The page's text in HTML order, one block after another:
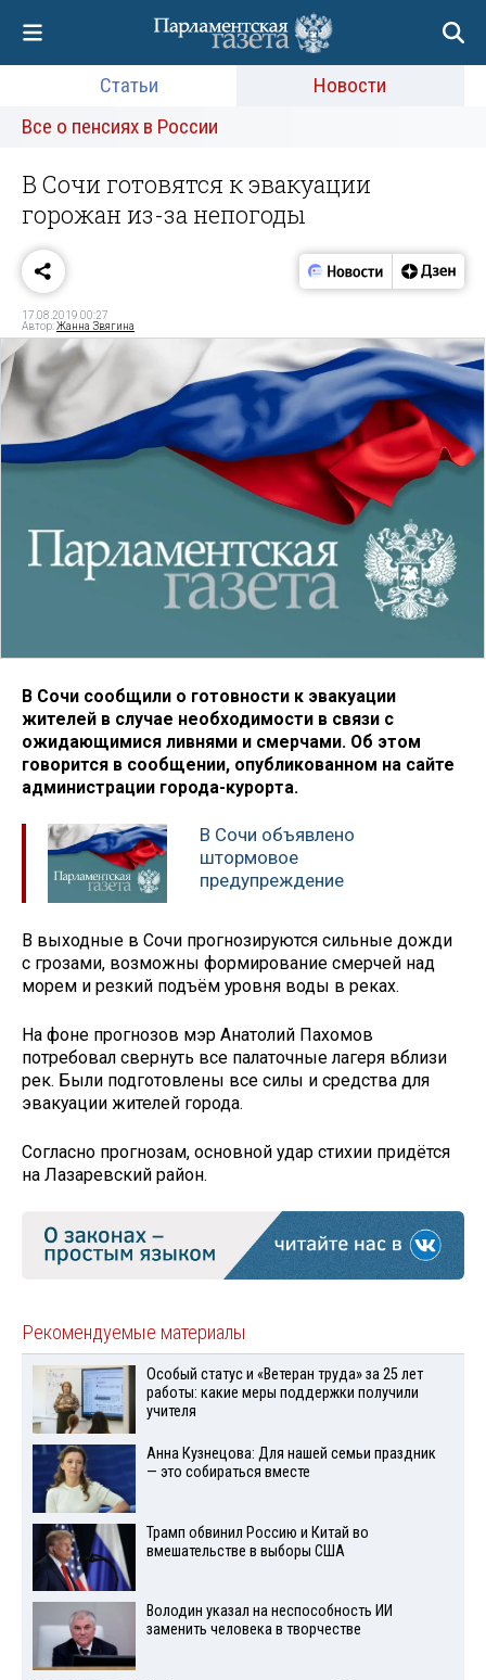
Статьи
Новости
Все о пенсиях в России
В Сочи готовятся к эвакуации
горожан из-за непогоды
17.08.2019 00:27
Автор:Жанна Звягина
В Сочи сообщили о готовности к эвакуации
жителей в случае необходимости в связи с
ожидающимися ливнями и смерчами. Об этом
говорится в сообщении, опубликованном на сайте
администрации города-курорта.
В Сочи объявлено
штормовое
предупреждение
В выходные в Сочи прогнозируются сильные дожди
с грозами, возможны формирование смерчей над
морем и резкий подъём уровня воды в реках.
На фоне прогнозов мэр Анатолий Пахомов
потребовал свернуть все палаточные лагеря вблизи
рек. Были подготовлены все силы и средства для
эвакуации жителей города.
Согласно прогнозам, основной удар стихии придётся
на Лазаревский район.
Рекомендуемые материалы
Особый статус и «Ветеран труда» за 25 лет
работы: какие меры поддержки получили
учителя
Анна Кузнецова: Для нашей семьи праздник
— это собираться вместе
Трамп обвинил Россию и Китай во
вмешательстве в выборы США
Володин указал на неспособность ИИ
заменить человека в творчестве